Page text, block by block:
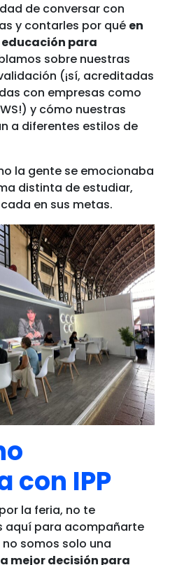
de conversar con
y contarles por qué en
educación para
sobre nuestras
(¡sí, acreditadas
con empresas como
y cómo nuestras
a diferentes estilos de
la gente se emocionaba
distinta de estudiar,
en sus metas.
con IPP
la feria, no te
aquí para acompañarte
no somos solo una
mejor decisión para